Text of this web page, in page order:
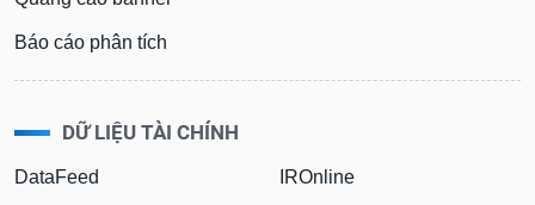
Báo cáo phân tích
DỮ LIỆU TÀI CHÍNH
DataFeed
IROnline